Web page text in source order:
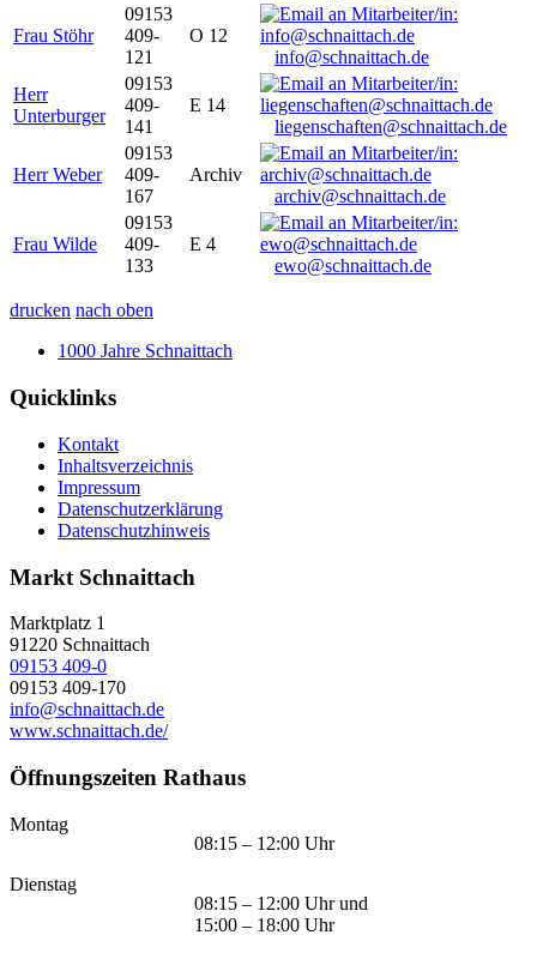
Frau Stöhr
09153
409-
121
O 12
info@schnaittach.de
Herr
Unterburger
09153
409-
141
E 14
liegenschaften@schnaittach.de
Herr Weber
09153
409-
167
Archiv
archiv@schnaittach.de
Frau Wilde
09153
409-
133
E 4
ewo@schnaittach.de
drucken nach oben
1000 Jahre Schnaittach
Quicklinks
Kontakt
Inhaltsverzeichnis
Impressum
Datenschutzerklärung
Datenschutzhinweis
Markt Schnaittach
Marktplatz 1
91220 Schnaittach
09153 409-0
09153 409-170
info@schnaittach.de
www.schnaittach.de/
Öffnungszeiten Rathaus
Montag
08:15 – 12:00 Uhr
Dienstag
08:15 – 12:00 Uhr und
15:00 – 18:00 Uhr